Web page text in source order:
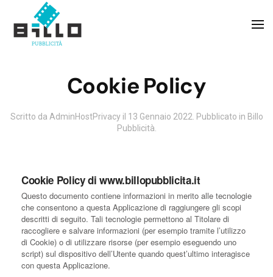
Skip to main content
Cookie Policy
Scritto da AdminHostPrivacy il 13 Gennaio 2022 . Pubblicato in Billo
Pubblicità
Cookie Policy di www.billopubblicita.it
Questo documento contiene informazioni in merito alle tecnologie
che consentono a questa Applicazione di raggiungere gli scopi
descritti di seguito. Tali tecnologie permettono al Titolare di
raccogliere e salvare informazioni (per esempio tramite l’utilizzo
di Cookie) o di utilizzare risorse (per esempio eseguendo uno
script) sul dispositivo dell’Utente quando quest’ultimo interagisce
con questa Applicazione.